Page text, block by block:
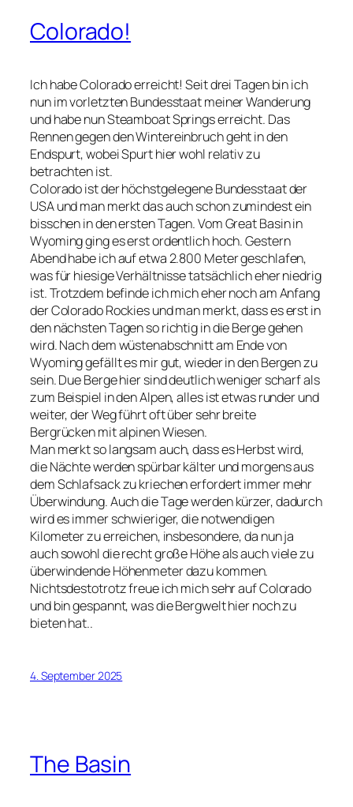
Colorado!
Ich habe Colorado erreicht! Seit drei Tagen bin ich
nun im vorletzten Bundesstaat meiner Wanderung
und habe nun Steamboat Springs erreicht. Das
Rennen gegen den Wintereinbruch geht in den
Endspurt, wobei Spurt hier wohl relativ zu
betrachten ist.
Colorado ist der höchstgelegene Bundesstaat der
USA und man merkt das auch schon zumindest ein
bisschen in den ersten Tagen. Vom Great Basin in
Wyoming ging es erst ordentlich hoch. Gestern
Abend habe ich auf etwa 2.800 Meter geschlafen,
was für hiesige Verhältnisse tatsächlich eher niedrig
ist. Trotzdem befinde ich mich eher noch am Anfang
der Colorado Rockies und man merkt, dass es erst in
den nächsten Tagen so richtig in die Berge gehen
wird. Nach dem wüstenabschnitt am Ende von
Wyoming gefällt es mir gut, wieder in den Bergen zu
sein. Due Berge hier sind deutlich weniger scharf als
zum Beispiel in den Alpen, alles ist etwas runder und
weiter, der Weg führt oft über sehr breite
Bergrücken mit alpinen Wiesen.
Man merkt so langsam auch, dass es Herbst wird,
die Nächte werden spürbar kälter und morgens aus
dem Schlafsack zu kriechen erfordert immer mehr
Überwindung. Auch die Tage werden kürzer, dadurch
wird es immer schwieriger, die notwendigen
Kilometer zu erreichen, insbesondere, da nun ja
auch sowohl die recht große Höhe als auch viele zu
überwindende Höhenmeter dazu kommen.
Nichtsdestotrotz freue ich mich sehr auf Colorado
und bin gespannt, was die Bergwelt hier noch zu
bieten hat..
4. September 2025
The Basin